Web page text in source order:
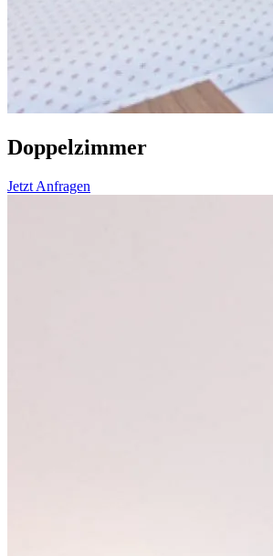
Doppelzimmer
Jetzt Anfragen